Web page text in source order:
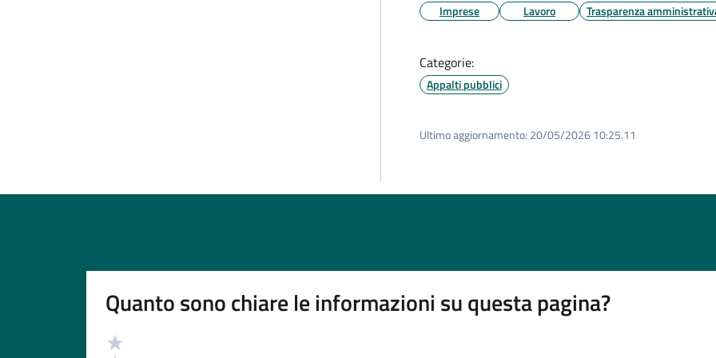
Imprese Lavoro Trasparenza
Categorie:
Appalti pubblici
Ultimo aggiornamento: 20/05/2026 10:25.11
Quanto sono chiare le informazioni su questa pagina?
Valutazione